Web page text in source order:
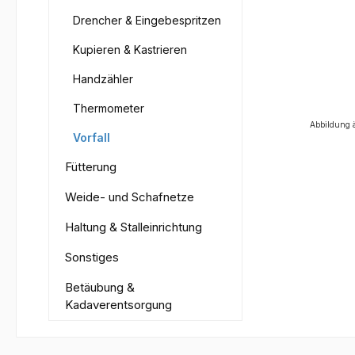
Drencher & Eingebespritzen
Kupieren & Kastrieren
Handzähler
Thermometer
Vorfall
Fütterung
Weide- und Schafnetze
Haltung & Stalleinrichtung
Sonstiges
Betäubung &
Kadaverentsorgung
Abbildung